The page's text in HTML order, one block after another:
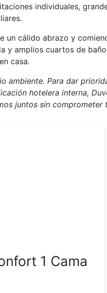
individuales,
un cálido abrazo y
y amplios cuartos de
casa.
ambiente. Para dar
hotelera interna,
juntos sin comprometer
1 Cama